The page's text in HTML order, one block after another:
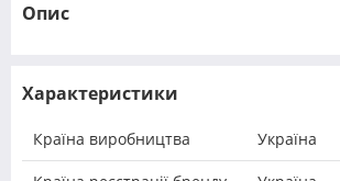
Опис
Характеристики
Країна виробництва Україна